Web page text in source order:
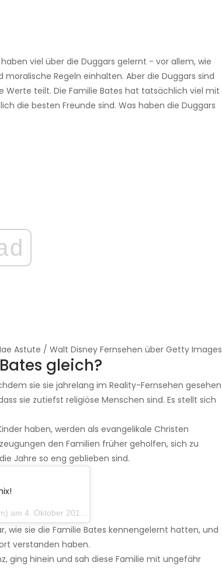
viel über die Duggars gelernt - vor allem, wie
Regeln einhalten. Aber die Duggars sind
Werte teilt. Die Familie Bates hat tatsächlich viel mit
die besten Freunde sind. Was haben die Duggars
Astute / Walt Disney Fernsehen über Getty Images
gleich?
sie sie jahrelang im Reality-Fernsehen gesehen
sie zutiefst religiöse Menschen sind. Es stellt sich
haben, werden als evangelikale Christen
den Familien früher geholfen, sich zu
Jahre so eng geblieben sind.
Oktober 2019 um 18:05 Uhr PDT
wie sie die Familie Bates kennengelernt hatten, und
verstanden haben.
ging hinein und sah diese Familie mit ungefähr